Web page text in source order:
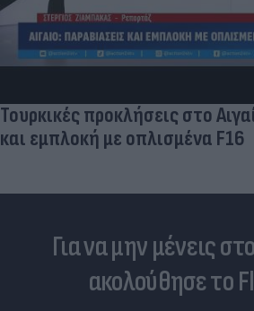
Τουρκικές προκλήσεις στο
και εμπλοκή με οπλισμένα F16
Για να μην μένεις
ακολούθησε το